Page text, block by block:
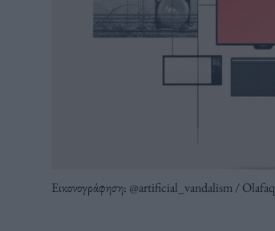
Εικονογράφηση: @artificial_vandalism / Olafaq